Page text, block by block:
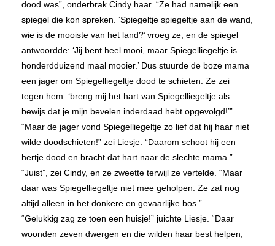
dood was”, onderbrak Cindy haar. “Ze had namelijk een
spiegel die kon spreken. ‘Spiegeltje spiegeltje aan de wand,
wie is de mooiste van het land?’ vroeg ze, en de spiegel
antwoordde: ‘Jij bent heel mooi, maar Spiegelliegeltje is
honderdduizend maal mooier.’ Dus stuurde de boze mama
een jager om Spiegelliegeltje dood te schieten. Ze zei
tegen hem: ‘breng mij het hart van Spiegelliegeltje als
bewijs dat je mijn bevelen inderdaad hebt opgevolgd!’”
“Maar de jager vond Spiegelliegeltje zo lief dat hij haar niet
wilde doodschieten!” zei Liesje. “Daarom schoot hij een
hertje dood en bracht dat hart naar de slechte mama.”
“Juist”, zei Cindy, en ze zweette terwijl ze vertelde. “Maar
daar was Spiegelliegeltje niet mee geholpen. Ze zat nog
altijd alleen in het donkere en gevaarlijke bos.”
“Gelukkig zag ze toen een huisje!” juichte Liesje. “Daar
woonden zeven dwergen en die wilden haar best helpen,